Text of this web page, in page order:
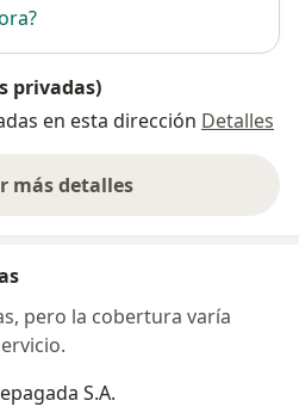
privadas)
en esta dirección Detalles
más detalles
sobre la dirección
pero la cobertura varía
S.A.